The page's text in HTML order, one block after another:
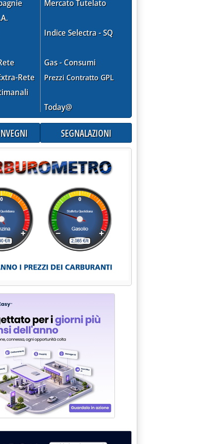
Rete
Mercato Tutelato
Indice Selectra - SQ
Gas - Consumi
Prezzi Contratto GPL
Today@
SEGNALAZIONI